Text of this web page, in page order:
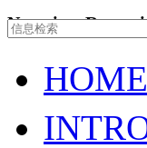
Nanning
HOME